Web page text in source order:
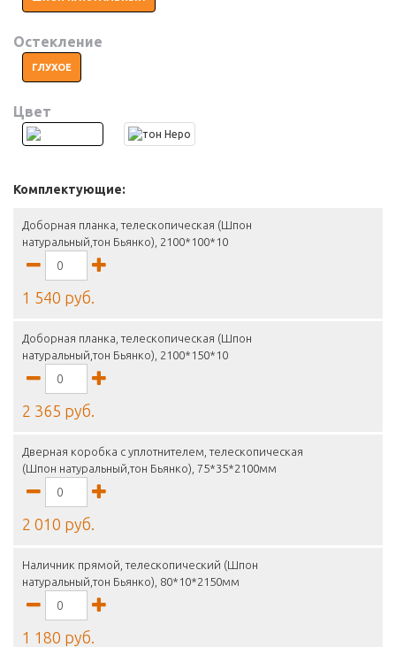
Остекление
ГЛУХОЕ
Цвет
Комплектующие:
Доборная планка, телескопическая (Шпон
натуральный,тон Бьянко), 2100*100*10
1 540 руб.
Доборная планка, телескопическая (Шпон
натуральный,тон Бьянко), 2100*150*10
2 365 руб.
Дверная коробка с уплотнителем, телескопическая
(Шпон натуральный,тон Бьянко), 75*35*2100мм
2 010 руб.
Наличник прямой, телескопический (Шпон
натуральный,тон Бьянко), 80*10*2150мм
1 180 руб.